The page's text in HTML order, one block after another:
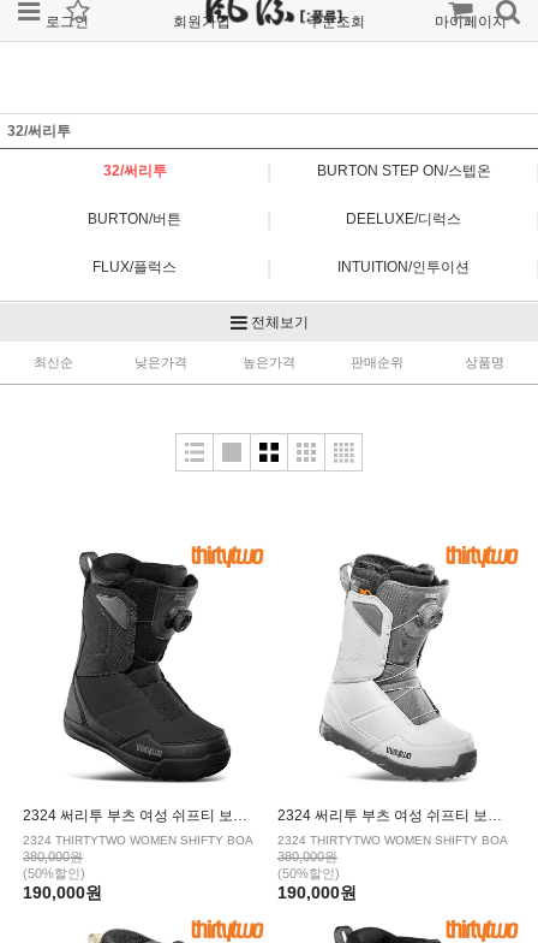
로그인 회원가입 주문조회 마이페이지
32/써리투
32/써리투 BURTON STEP ON/스텝온
BURTON/버튼 DEELUXE/디럭스
FLUX/플럭스 INTUITION/인투이션
|
NORTHWAVE/노스웨이브 | POWERRIDE/파워라이드
|
전체보기
최신순 낮은가격 높은가격 판매순위 상품명
2324 써리투 부츠 여성 쉬프티 보아 BLACK
2324 THIRTYTWO WOMEN SHIFTY BOA
380,000원
(50%할인)
190,000원
2324 써리투 부츠 여성 쉬프티 보아 WHITE/GREY
2324 THIRTYTWO WOMEN SHIFTY BOA
380,000원
(50%할인)
190,000원